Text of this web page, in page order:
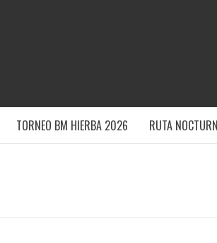
TORNEO BM HIERBA 2026 RUTA